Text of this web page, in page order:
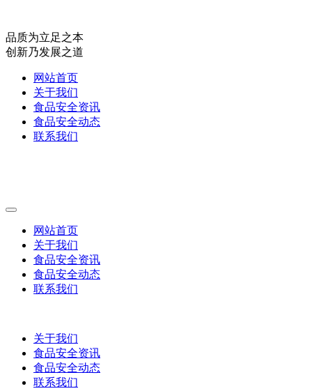
品质为立足之本
创新乃发展之道
网站首页
关于我们
食品安全资讯
食品安全动态
联系我们
网站首页
关于我们
食品安全资讯
食品安全动态
联系我们
关于我们
食品安全资讯
食品安全动态
联系我们